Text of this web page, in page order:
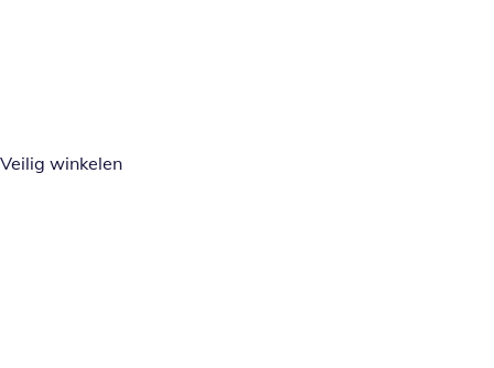
Veilig winkelen